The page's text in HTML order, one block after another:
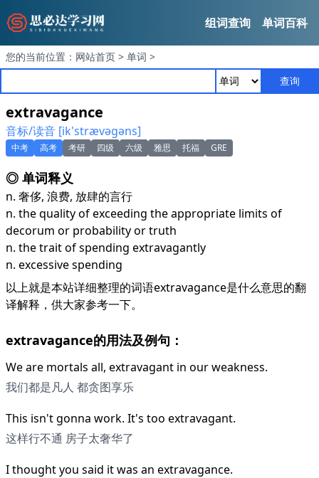
组词查询 单词百科
您的当前位置： 网站首页 > 单词 >
查询
extravagance
音标/读音 [ik'strævәgәns]
中考 高考 考研 四级 六级 雅思 托福 GRE
◎ 单词释义
n. 奢侈, 浪费, 放肆的言行
n. the quality of exceeding the appropriate limits of
decorum or probability or truth
n. the trait of spending extravagantly
n. excessive spending
以上就是本站详细整理的词语extravagance是什么意思的翻
译解释，供大家参考一下。
extravagance的用法及例句：
We are mortals all, extravagant in our weakness.
我们都是凡人 都贪图享乐
This isn't gonna work. It's too extravagant.
这样行不通 房子太奢华了
I thought you said it was an extravagance.